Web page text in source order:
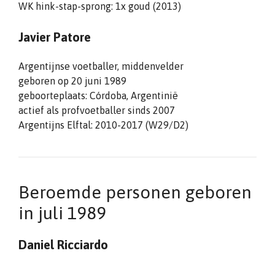
WK hink-stap-sprong: 1x goud (2013)
Javier Patore
Argentijnse voetballer, middenvelder
geboren op 20 juni 1989
geboorteplaats: Córdoba, Argentinië
actief als profvoetballer sinds 2007
Argentijns Elftal: 2010-2017 (W29/D2)
Beroemde personen geboren
in juli 1989
Daniel Ricciardo